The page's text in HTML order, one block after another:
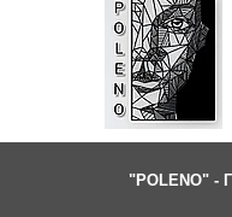
"POLENO" -